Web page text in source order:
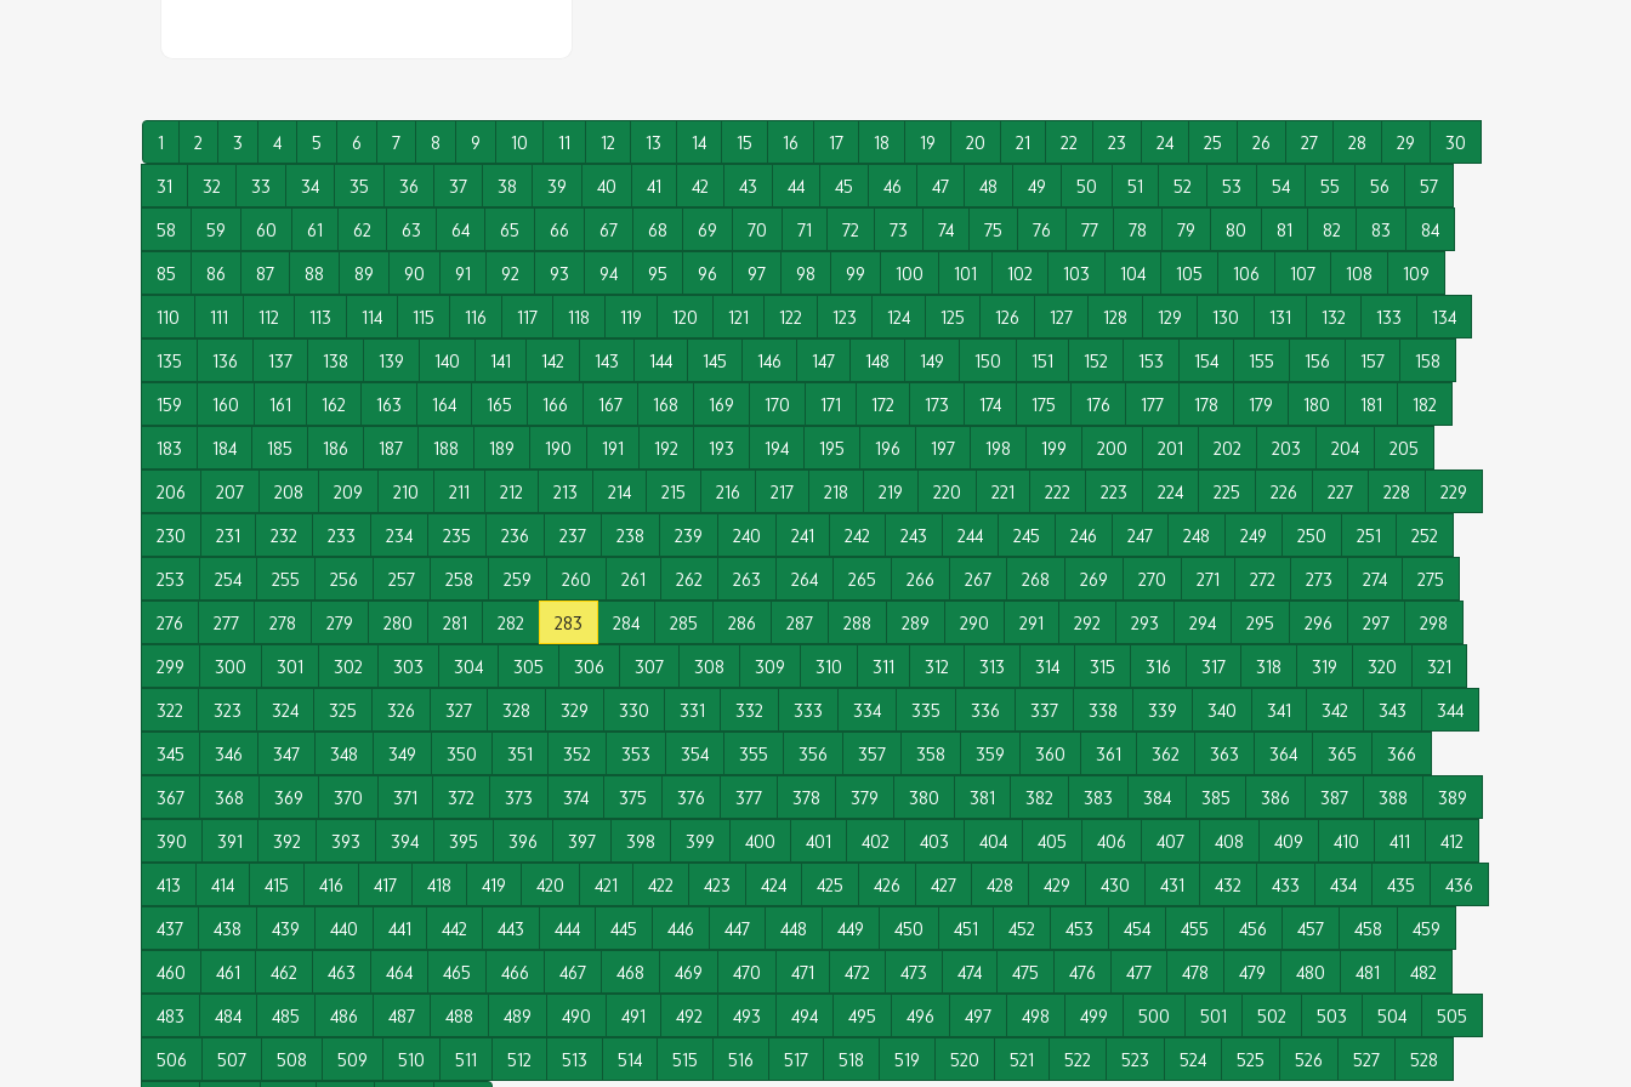
1 2 3 4 5 6 7 8 9 10 11 12 13 14 15 16 17 18 19 20 21 22 23 24 25 26 27 28 29
30
31
32 33 34 35 36 37 38 39 40 41 42 43 44 45 46 47 48 49 50 51 52 53 54 55 56
57
58
59 60 61 62 63 64 65 66 67 68 69 70 71 72 73 74 75 76 77 78 79 80 81 82 83
84
85
86 87 88 89 90 91 92 93 94 95 96 97 98 99 100 101 102 103 104 105 106 107 108
109
110
111 112 113 114 115 116 117 118 119 120 121 122 123 124 125 126 127 128 129 130 131 132 133
134
135
136 137 138 139 140 141 142 143 144 145 146 147 148 149 150 151 152 153 154 155 156 157
158
159
160 161 162 163 164 165 166 167 168 169 170 171 172 173 174 175 176 177 178 179 180 181
182
183
184 185 186 187 188 189 190 191 192 193 194 195 196 197 198 199 200 201 202 203 204
205
206
207 208 209 210 211 212 213 214 215 216 217 218 219 220 221 222 223 224 225 226 227 228
229
230
231 232 233 234 235 236 237 238 239 240 241 242 243 244 245 246 247 248 249 250 251
252
253
254 255 256 257 258 259 260 261 262 263 264 265 266 267 268 269 270 271 272 273 274
275
276
277 278 279 280 281 282 283 284 285 286 287 288 289 290 291 292 293 294 295 296 297
298
299
300 301 302 303 304 305 306 307 308 309 310 311 312 313 314 315 316 317 318 319 320
321
322
323 324 325 326 327 328 329 330 331 332 333 334 335 336 337 338 339 340 341 342 343
344
345
346 347 348 349 350 351 352 353 354 355 356 357 358 359 360 361 362 363 364 365
366
367
368 369 370 371 372 373 374 375 376 377 378 379 380 381 382 383 384 385 386 387 388
389
390
391 392 393 394 395 396 397 398 399 400 401 402 403 404 405 406 407 408 409 410 411
412
413
414 415 416 417 418 419 420 421 422 423 424 425 426 427 428 429 430 431 432 433 434 435
436
437
438 439 440 441 442 443 444 445 446 447 448 449 450 451 452 453 454 455 456 457 458
459
460
461 462 463 464 465 466 467 468 469 470 471 472 473 474 475 476 477 478 479 480 481
482
483
484 485 486 487 488 489 490 491 492 493 494 495 496 497 498 499 500 501 502 503 504
505
506
507 508 509 510 511 512 513 514 515 516 517 518 519 520 521 522 523 524 525 526 527 528